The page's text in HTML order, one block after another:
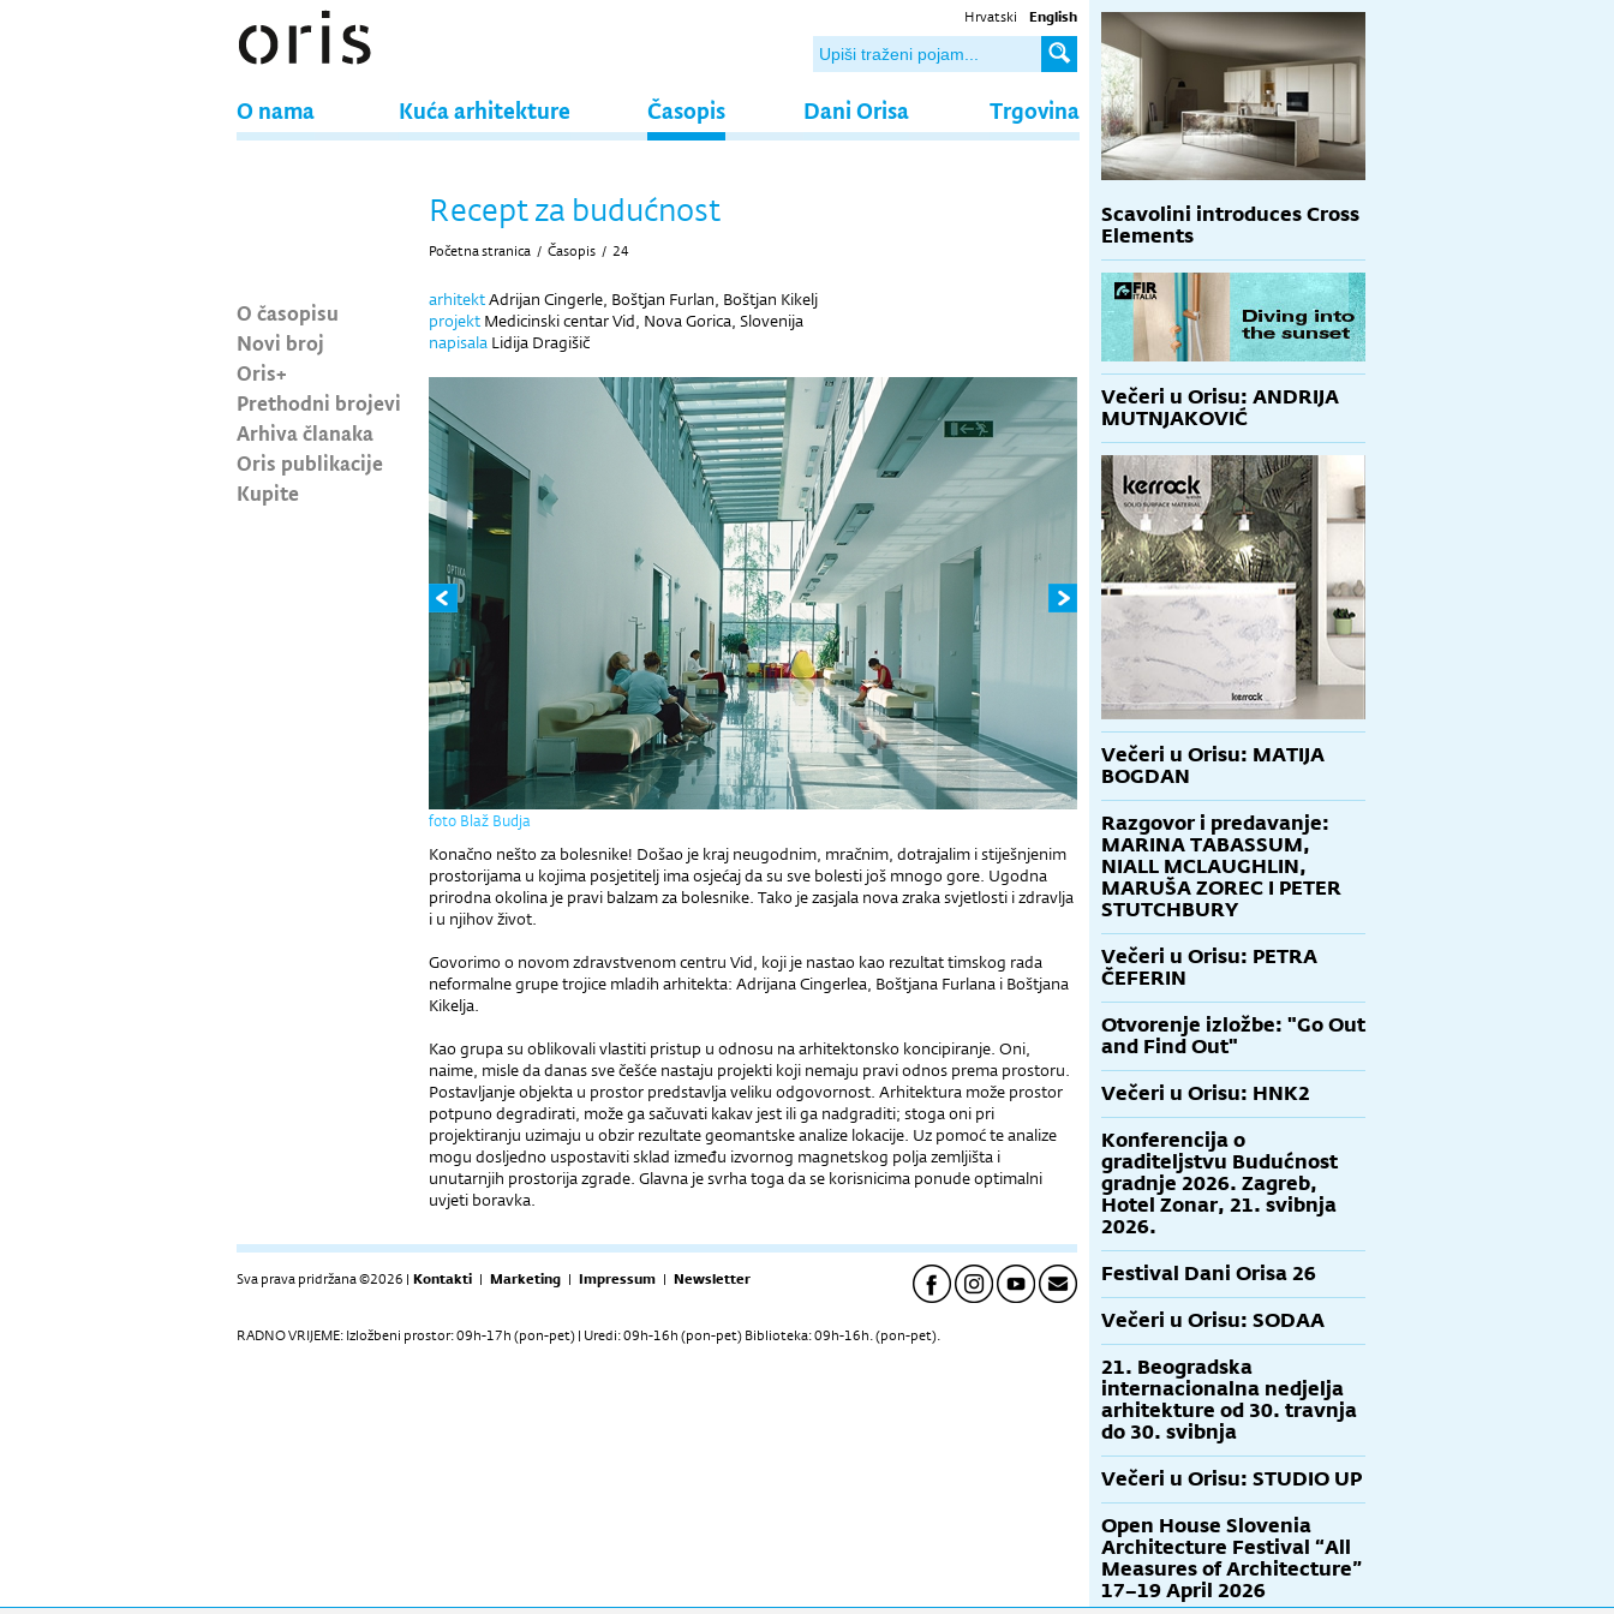
Hrvatski English
O nama Kuća arhitekture Časopis Dani Orisa Trgovina
O časopisu
Novi broj
Oris+
Prethodni brojevi
Arhiva članaka
Oris publikacije
Kupite
Recept za budućnost
Početna stranica / Časopis / 24
arhitektAdrijan Cingerle, Boštjan Furlan, Boštjan Kikelj
projekt Medicinski centar Vid, Nova Gorica, Slovenija
napisala Lidija Dragišič
foto Blaž Budja
Konačno nešto za bolesnike! Došao je kraj neugodnim, mračnim, dotrajalim i stiješnjenim
prostorijama u kojima posjetitelj ima osjećaj da su sve bolesti još mnogo gore. Ugodna
prirodna okolina je pravi balzam za bolesnike. Tako je zasjala nova zraka svjetlosti i zdravlja
i u njihov život.
Govorimo o novom zdravstvenom centru Vid, koji je nastao kao rezultat timskog rada
neformalne grupe trojice mladih arhitekta: Adrijana Cingerlea, Boštjana Furlana i Boštjana
Kikelja.
Kao grupa su oblikovali vlastiti pristup u odnosu na arhitektonsko koncipiranje. Oni,
naime, misle da danas sve češće nastaju projekti koji nemaju pravi odnos prema prostoru.
Postavljanje objekta u prostor predstavlja veliku odgovornost. Arhitektura može prostor
potpuno degradirati, može ga sačuvati kakav jest ili ga nadgraditi; stoga oni pri
projektiranju uzimaju u obzir rezultate geomantske analize lokacije. Uz pomoć te analize
mogu dosljedno uspostaviti sklad između izvornog magnetskog polja zemljišta i
unutarnjih prostorija zgrade. Glavna je svrha toga da se korisnicima ponude optimalni
uvjeti boravka.
Sva prava pridržana ©2026 | Kontakti | Marketing | Impressum | Newsletter
RADNO VRIJEME: Izložbeni prostor: 09h-17h (pon-pet) | Uredi: 09h-16h (pon-pet) Biblioteka: 09h-16h. (pon-pet).
Scavolini introduces Cross
Elements
Večeri u Orisu: ANDRIJA
MUTNJAKOVIĆ
Večeri u Orisu: MATIJA
BOGDAN
Razgovor i predavanje:
MARINA TABASSUM,
NIALL MCLAUGHLIN,
MARUŠA ZOREC I PETER
STUTCHBURY
Večeri u Orisu: PETRA
ČEFERIN
Otvorenje izložbe: "Go Out
and Find Out"
Večeri u Orisu: HNK2
Konferencija o
graditeljstvu Budućnost
gradnje 2026. Zagreb,
Hotel Zonar, 21. svibnja
2026.
Festival Dani Orisa 26
Večeri u Orisu: SODAA
21. Beogradska
internacionalna nedjelja
arhitekture od 30. travnja
do 30. svibnja
Večeri u Orisu: STUDIO UP
Open House Slovenia
Architecture Festival “All
Measures of Architecture”
17–19 April 2026